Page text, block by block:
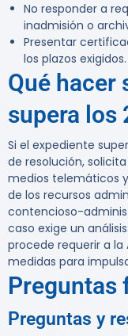
No responder a
inadmisión o
Presentar
los plazos exigidos.
Qué hacer
supera los
Si el expediente
de resolución,
medios telemáticos
de los recursos
contencioso-
caso exige un
procede requerir a
medidas para
Preguntas
Preguntas y